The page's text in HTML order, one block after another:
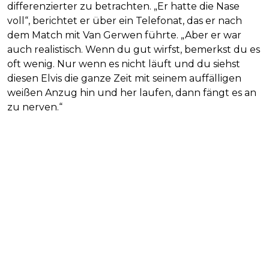
differenzierter zu betrachten. „Er hatte die Nase
voll“, berichtet er über ein Telefonat, das er nach
dem Match mit Van Gerwen führte. „Aber er war
auch realistisch. Wenn du gut wirfst, bemerkst du es
oft wenig. Nur wenn es nicht läuft und du siehst
diesen Elvis die ganze Zeit mit seinem auffälligen
weißen Anzug hin und her laufen, dann fängt es an
zu nerven.“